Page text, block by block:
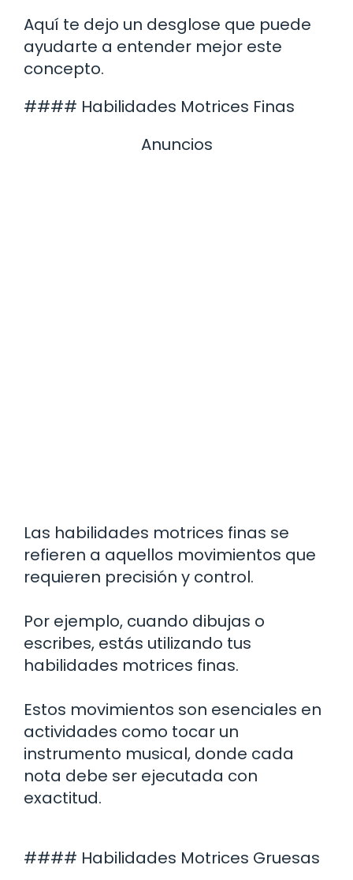
Aquí te dejo un desglose que puede
ayudarte a entender mejor este
concepto.
#### Habilidades Motrices Finas
Anuncios
Las habilidades motrices finas se
refieren a aquellos movimientos que
requieren precisión y control.
Por ejemplo, cuando dibujas o
escribes, estás utilizando tus
habilidades motrices finas.
Estos movimientos son esenciales en
actividades como tocar un
instrumento musical, donde cada
nota debe ser ejecutada con
exactitud.
#### Habilidades Motrices Gruesas